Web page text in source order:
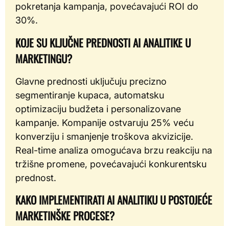
pokretanja kampanja, povećavajući ROI do
30%.
KOJE SU KLJUČNE PREDNOSTI AI ANALITIKE U
MARKETINGU?
Glavne prednosti uključuju precizno
segmentiranje kupaca, automatsku
optimizaciju budžeta i personalizovane
kampanje. Kompanije ostvaruju 25% veću
konverziju i smanjenje troškova akvizicije.
Real-time analiza omogućava brzu reakciju na
tržišne promene, povećavajući konkurentsku
prednost.
KAKO IMPLEMENTIRATI AI ANALITIKU U POSTOJEĆE
MARKETINŠKE PROCESE?